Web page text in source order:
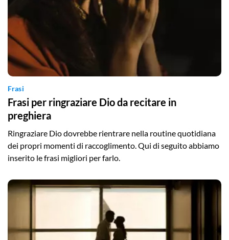
Frasi
Frasi per ringraziare Dio da recitare in
preghiera
Ringraziare Dio dovrebbe rientrare nella routine quotidiana
dei propri momenti di raccoglimento. Qui di seguito abbiamo
inserito le frasi migliori per farlo.